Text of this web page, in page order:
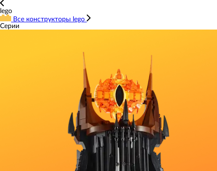
lego
Все конструкторы lego
Серии